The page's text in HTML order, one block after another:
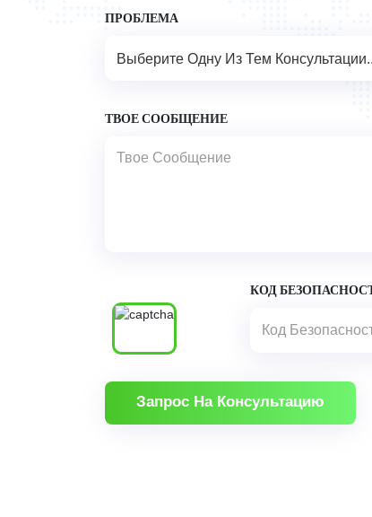
ПРОБЛЕМА
Выберите Одну Из Тем
ТВОЕ СООБЩЕНИЕ
КОД
Запрос На Консультацию